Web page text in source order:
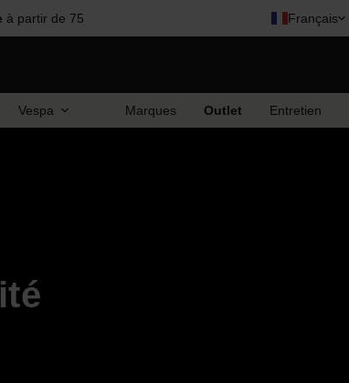
à partir de 75 Français
Vespa Marques Outlet Entretien